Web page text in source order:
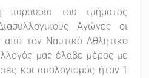
παρουσία του τμήματος
Αγώνες οι
από τον Ναυτικό Αθλητικό
μας έλαβε μέρος με
και απολογισμός ήταν 1